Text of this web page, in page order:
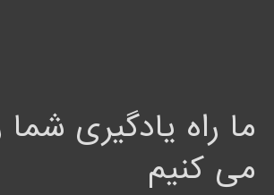
ما راه یادگیری شما
می کنیم